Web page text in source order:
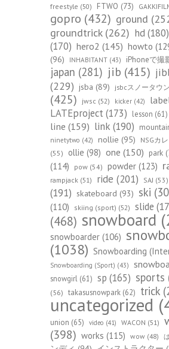
freestyle (50) FTWO (73)
gopro (432) ground
groundtrick(262) hd(180)
(170) hero2 (145) howto
(96)
INHABITANT (43) iPhoneで撮
japan (281) jib (415)
(229) jsba (89) jsbcスノータウン
(425)
jwsc (52) kicker (42)
LATEproject(173) lesson (61)
line (159) link (190)
ninetytwo (42) nollie (95)
NSGカ
(55)
ollie (98) one (150) park
(114)
pow (54) powder (123)
rampjack (51) ride (201) SAJ (53)
(191) skateboard (93) ski
(110)
skiing (sport) (52) slide
(468) snowboard
snowboarder (106)
(1038) Snowboarding
Snowboarding (Sport) (43)
snowgirl (61) sp (165) sports
(56) takasusnowpark (62) trick
uncategorized
union (65) video (41) WACON (51)
(398) works (115) wow (48)